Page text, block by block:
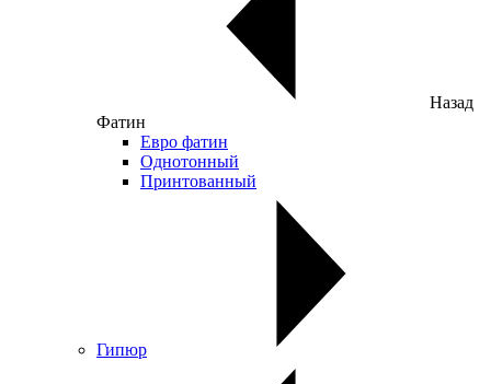
Назад
Фатин
Евро фатин
Однотонный
Принтованный
Гипюр